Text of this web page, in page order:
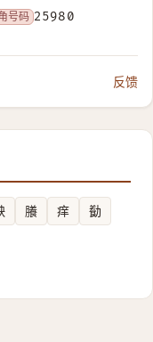
号码 25980
反馈
䑆 痒
㔦